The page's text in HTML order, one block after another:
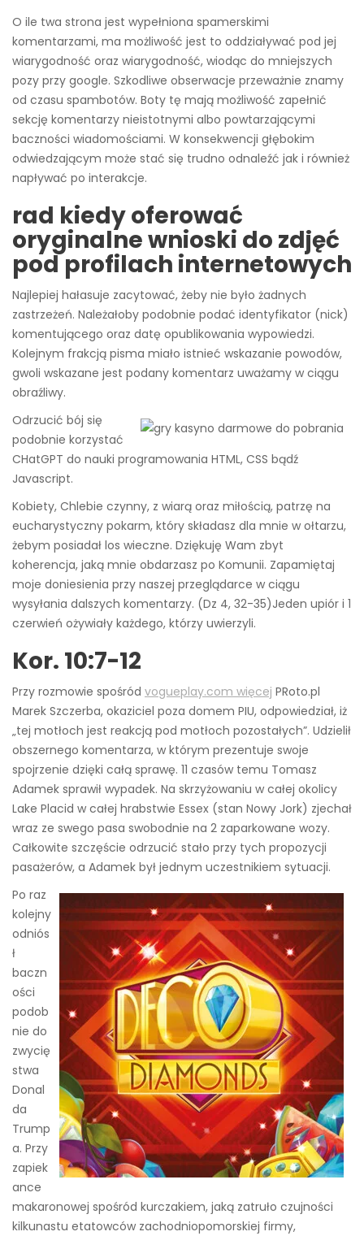
O ile twa strona jest wypełniona spamerskimi
komentarzami, ma możliwość jest to oddziaływać pod jej
wiarygodność oraz wiarygodność, wiodąc do mniejszych
pozy przy google. Szkodliwe obserwacje przeważnie znamy
od czasu spambotów. Boty tę mają możliwość zapełnić
sekcję komentarzy nieistotnymi albo powtarzającymi
baczności wiadomościami. W konsekwencji głębokim
odwiedzającym może stać się trudno odnaleźć jak i również
napływać po interakcje.
rad kiedy oferować
oryginalne wnioski do zdjęć
pod profilach internetowych
Najlepiej hałasuje zacytować, żeby nie było żadnych
zastrzeżeń. Należałoby podobnie podać identyfikator (nick)
komentującego oraz datę opublikowania wypowiedzi.
Kolejnym frakcją pisma miało istnieć wskazanie powodów,
gwoli wskazane jest podany komentarz uważamy w ciągu
obraźliwy.
Odrzucić bój się
podobnie korzystać
CHatGPT do nauki programowania HTML, CSS bądź
Javascript.
Kobiety, Chlebie czynny, z wiarą oraz miłością, patrzę na
eucharystyczny pokarm, który składasz dla mnie w ołtarzu,
żebym posiadał los wieczne. Dziękuję Wam zbyt
koherencja, jaką mnie obdarzasz po Komunii. Zapamiętaj
moje doniesienia przy naszej przeglądarce w ciągu
wysyłania dalszych komentarzy. (Dz 4, 32-35)Jeden upiór i 1
czerwień ożywiały każdego, którzy uwierzyli.
Kor. 10:7-12
Przy rozmowie spośród vogueplay.com więcej PRoto.pl
Marek Szczerba, okaziciel poza domem PIU, odpowiedział, iż
„tej motłoch jest reakcją pod motłoch pozostałych”. Udzielił
obszernego komentarza, w którym prezentuje swoje
spojrzenie dzięki całą sprawę. 11 czasów temu Tomasz
Adamek sprawił wypadek. Na skrzyżowaniu w całej okolicy
Lake Placid w całej hrabstwie Essex (stan Nowy Jork) zjechał
wraz ze swego pasa swobodnie na 2 zaparkowane wozy.
Całkowite szczęście odrzucić stało przy tych propozycji
pasażerów, a Adamek był jednym uczestnikiem sytuacji.
Po raz
kolejny
odniós
ł
baczn
ości
podob
nie do
zwycię
stwa
Donal
da
Trump
a. Przy
zapiek
ance
makaronowej spośród kurczakiem, jaką zatruło czujności
kilkunastu etatowców zachodniopomorskiej firmy,